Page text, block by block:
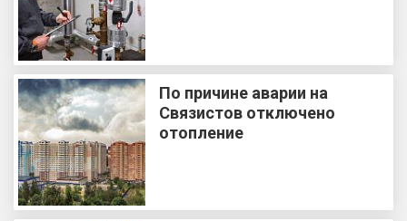
По причине аварии на
Связистов отключено
отопление